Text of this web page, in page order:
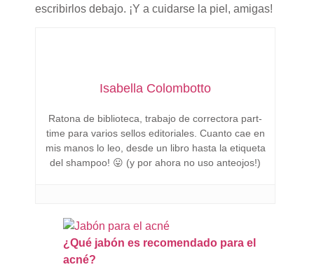
escribirlos debajo. ¡Y a cuidarse la piel, amigas!
Isabella Colombotto
Ratona de biblioteca, trabajo de correctora part-
time para varios sellos editoriales. Cuanto cae en
mis manos lo leo, desde un libro hasta la etiqueta
del shampoo! 😛 (y por ahora no uso anteojos!)
¿Qué jabón es recomendado para el
acné?